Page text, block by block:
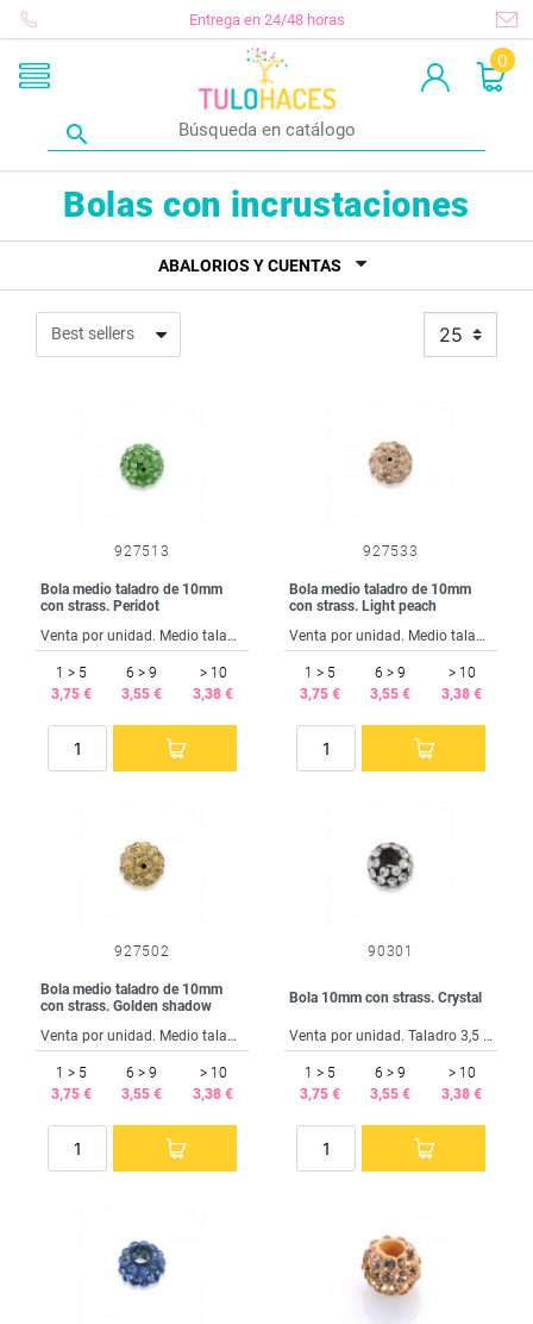
Entrega en 24/48 horas
0

Bolas con incrustaciones
ABALORIOS Y CUENTAS
25
927513
Bola medio taladro de 10mm
con strass. Peridot
Venta por unidad. Medio taladro de 1,5 mm.
1 > 5
3,75 €
6 > 9
3,55 €
> 10
3,38 €
927533
Bola medio taladro de 10mm
con strass. Light peach
Venta por unidad. Medio taladro de 1,5 mm.
1 > 5
3,75 €
6 > 9
3,55 €
> 10
3,38 €
927502
Bola medio taladro de 10mm
con strass. Golden shadow
Venta por unidad. Medio taladro de 1,5 mm.
1 > 5
3,75 €
6 > 9
3,55 €
> 10
3,38 €
90301
Bola 10mm con strass. Crystal
Venta por unidad. Taladro 3,5 mm.
1 > 5
3,75 €
6 > 9
3,55 €
> 10
3,38 €